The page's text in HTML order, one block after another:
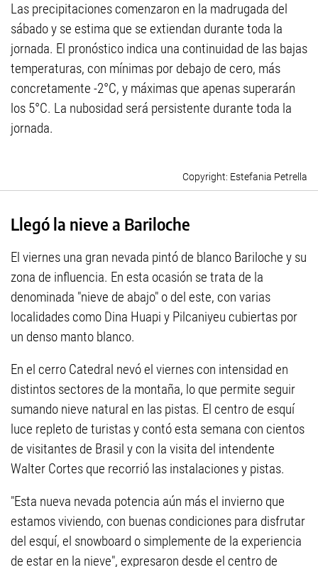
Las precipitaciones comenzaron en la madrugada del
sábado y se estima que se extiendan durante toda la
jornada. El pronóstico indica una continuidad de las bajas
temperaturas, con mínimas por debajo de cero, más
concretamente -2°C, y máximas que apenas superarán
los 5°C. La nubosidad será persistente durante toda la
jornada.
Estefania Petrella
Llegó la nieve a Bariloche
El viernes una gran nevada pintó de blanco Bariloche y su
zona de influencia. En esta ocasión se trata de la
denominada "nieve de abajo" o del este, con varias
localidades como Dina Huapi y Pilcaniyeu cubiertas por
un denso manto blanco.
En el cerro Catedral nevó el viernes con intensidad en
distintos sectores de la montaña, lo que permite seguir
sumando nieve natural en las pistas. El centro de esquí
luce repleto de turistas y contó esta semana con cientos
de visitantes de Brasil y con la visita del intendente
Walter Cortes que recorrió las instalaciones y pistas.
"Esta nueva nevada potencia aún más el invierno que
estamos viviendo, con buenas condiciones para disfrutar
del esquí, el snowboard o simplemente de la experiencia
de estar en la nieve", expresaron desde el centro de